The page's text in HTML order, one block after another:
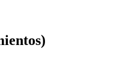
os)